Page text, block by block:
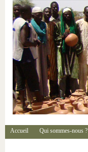
Accueil Qui sommes-nous ?